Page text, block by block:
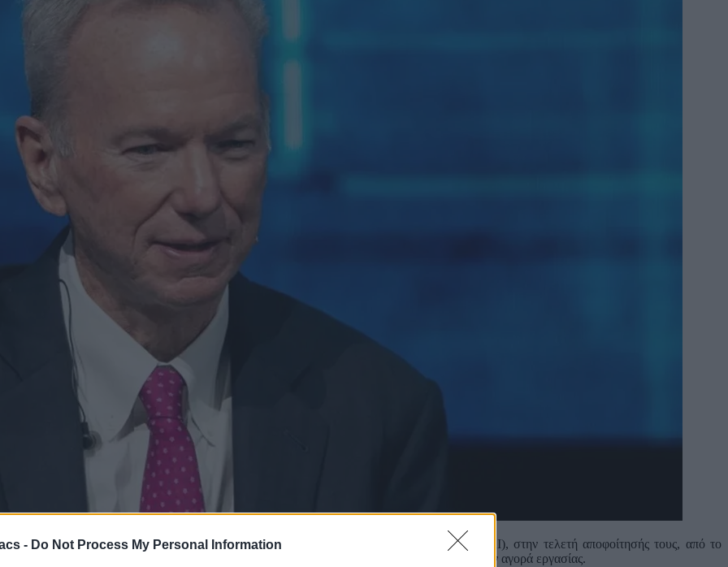
- Do Not Process My Personal Information
κατά τη διάρκεια της ομιλίας του για την άνοδο της τεχνητής νοημοσύνης (AI), στην τελετή αποφοίτησής τους, από το
που πλέον έχουν γίνει πραγματικότητα, για τον αντίκτυπο της τεχνητής νοημοσύνης στην αγορά εργασίας.